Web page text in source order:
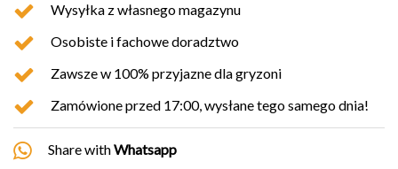
Wysyłka z własnego magazynu
Osobiste i fachowe doradztwo
Zawsze w 100% przyjazne dla gryzoni
Zamówione przed 17:00, wysłane tego samego dnia!
Share withWhatsapp